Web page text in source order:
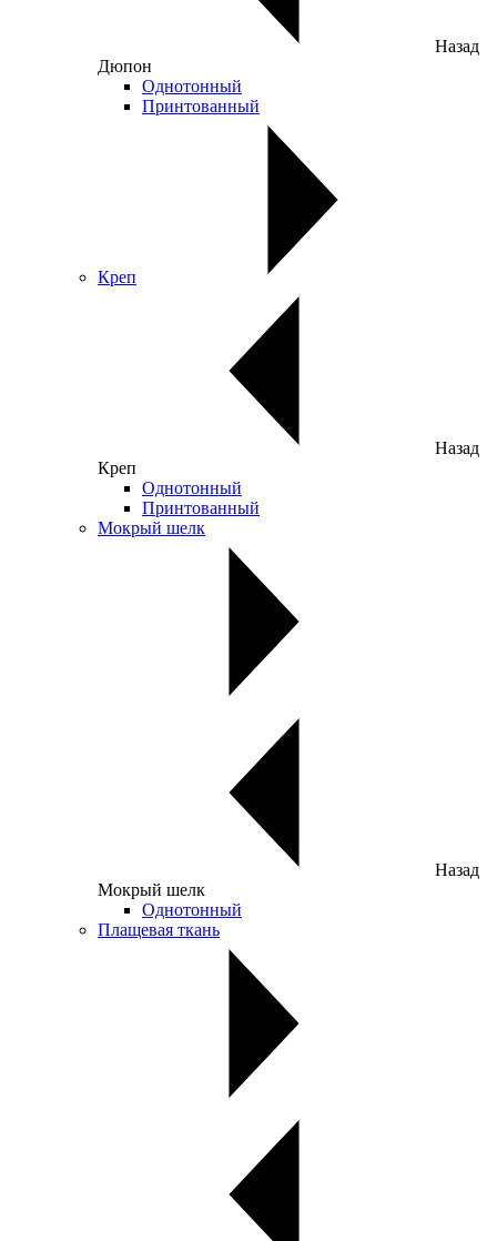
Назад
Дюпон
Однотонный
Принтованный
Креп
Назад
Креп
Однотонный
Принтованный
Мокрый шелк
Назад
Мокрый шелк
Однотонный
Плащевая ткань